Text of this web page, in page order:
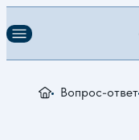
Вопрос-ответ